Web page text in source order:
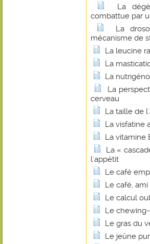
La
combattue par
La
mécanisme de
La leucine
La
La
La
cerveau
La taille de
La visfatine
La vitamine
La «
l'appétit
Le café
Le café,
Le calcul
Le
Le gras du
Le jeûne